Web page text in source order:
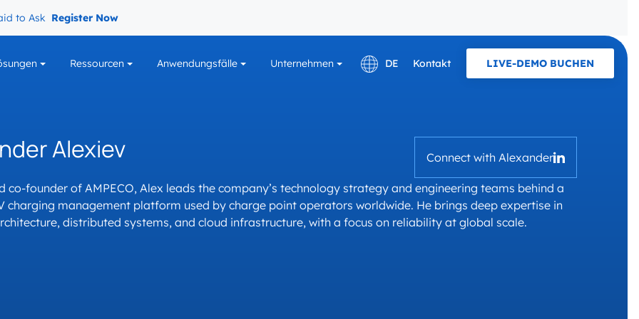
to Ask Register Now
Ressourcen Anwendungsfälle Unternehmen
AMPECO API
API-Leitfäden
AMPECO API
Dynamisches
Lastmanagement
Fernverwaltung und -
wartung Laden zu Hause
Hardware-agnostisch
OCPP
Ebooks
EV-
Ladeveranstaltungen
EV-LADEN
Energieversorger
Karriere
Unternehmensnachrichten
DE Kontakt LIVE-DEMO BUCHEN
Alexiev Connect with Alexander
co-founder of AMPECO, Alex leads the company’s technology strategy and engineering teams behind a
charging management platform used by charge point operators worldwide. He brings deep expertise in
distributed systems, and cloud infrastructure, with a focus on reliability at global scale.